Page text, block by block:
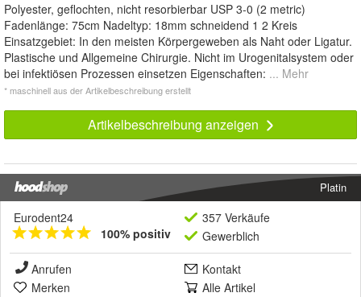
Polyester, geflochten, nicht resorbierbar USP 3-0 (2 metric)
Fadenlänge: 75cm Nadeltyp: 18mm schneidend 1 2 Kreis
Einsatzgebiet: In den meisten Körpergeweben als Naht oder Ligatur.
Plastische und Allgemeine Chirurgie. Nicht im Urogenitalsystem oder
bei infektiösen Prozessen einsetzen Eigenschaften: ... Mehr
* maschinell aus der Artikelbeschreibung erstellt
Artikelbeschreibung anzeigen
Platin
Eurodent24
100% positiv
357 Verkäufe
Gewerblich
Anrufen
Kontakt
Merken
Alle Artikel